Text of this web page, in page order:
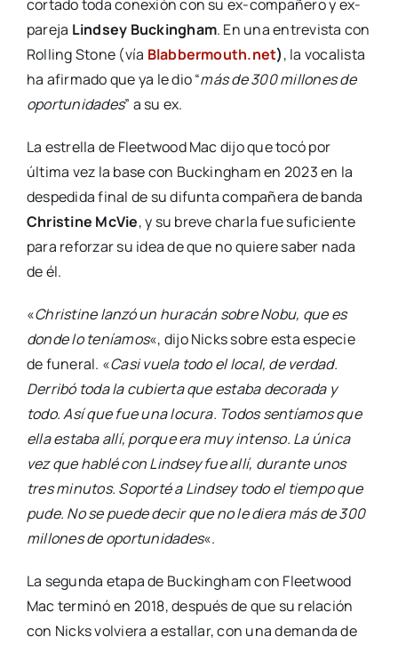
cortado toda conexión con su ex-compañero y ex-
pareja Lindsey Buckingham. En una entrevista con
Rolling Stone (vía Blabbermouth.net), la vocalista
ha afirmado que ya le dio “más de 300 millones de
oportunidades” a su ex.
La estrella de Fleetwood Mac dijo que tocó por
última vez la base con Buckingham en 2023 en la
despedida final de su difunta compañera de banda
Christine McVie, y su breve charla fue suficiente
para reforzar su idea de que no quiere saber nada
de él.
«Christine lanzó un huracán sobre Nobu, que es
donde lo teníamos«, dijo Nicks sobre esta especie
de funeral. «Casi vuela todo el local, de verdad.
Derribó toda la cubierta que estaba decorada y
todo. Así que fue una locura. Todos sentíamos que
ella estaba allí, porque era muy intenso. La única
vez que hablé con Lindsey fue allí, durante unos
tres minutos. Soporté a Lindsey todo el tiempo que
pude. No se puede decir que no le diera más de 300
millones de oportunidades«.
La segunda etapa de Buckingham con Fleetwood
Mac terminó en 2018, después de que su relación
con Nicks volviera a estallar, con una demanda de